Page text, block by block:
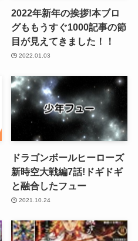
2022年新年の挨拶!本ブロ
グももうすぐ1000記事の節
目が見えてきました！！
2022.01.03
ドラゴンボールヒーローズ
新時空大戦編7話!ドギドギ
と融合したフュー
2021.10.24